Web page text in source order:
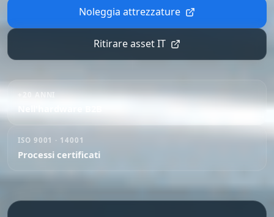
Noleggia attrezzature
Ritirare asset IT
+20 ANNI
ISO 9001 · 14001
Processi certificati